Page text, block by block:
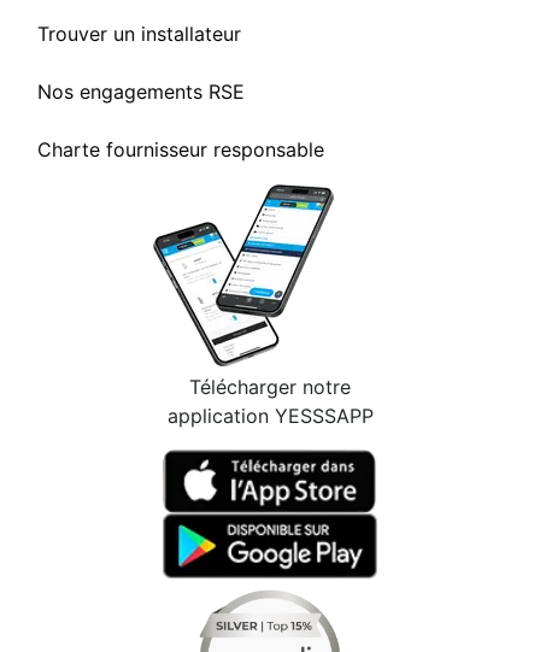
Trouver un installateur
Nos engagements RSE
Charte fournisseur responsable
Télécharger notre
application YESSSAPP